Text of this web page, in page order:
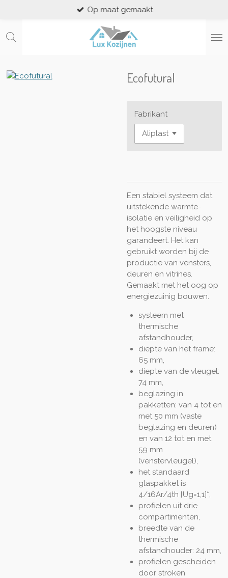
naar
Op maat gemaakt
Ecofutural
Fabrikant
Een stabiel systeem dat
uitstekende warmte-
isolatie en veiligheid op
het hoogste niveau
garandeert. Het kan
gebruikt worden bij de
productie van vensters,
deuren en vitrines.
Gemaakt met het oog op
energiezuinig bouwen.
systeem met
thermische
afstandhouder,
diepte van het frame:
65 mm,
diepte van de vleugel:
74 mm,
beglazing in
pakketten: van 4 tot en
met 50 mm (vaste
beglazing en deuren)
en van 12 tot en met
59 mm
(venstervleugel),
het standaard
glaspakket is
4/16Ar/4th [Ug=1,1]*,
profielen uit drie
compartimenten,
breedte van de
thermische
afstandhouder: 24 mm,
profielen gescheiden
door stroken